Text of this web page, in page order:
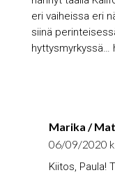
eri vaiheissa eri
siinä
hyttysmyrkyssä…
Marika /
06/09/2020
Kiitos, Paula!